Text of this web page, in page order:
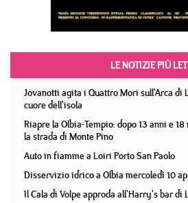
LE NOTIZIE PIÙ
Jovanotti agita i Quattro Mori sull'Arca di
cuore dell'isola
Riapre la Olbia-Tempio: dopo 13 anni e
la strada di Monte Pino
Auto in fiamme a Loiri Porto San Paolo
Disservizio idrico a Olbia mercoledì 10
Il Cala di Volpe approda all'Harry's bar di